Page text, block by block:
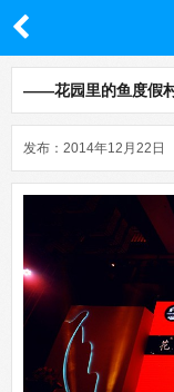
——花园里的鱼度假
发布：2014年12月22日